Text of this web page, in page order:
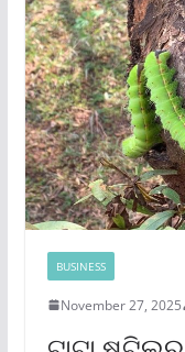
BUSINESS
November 27, 2025